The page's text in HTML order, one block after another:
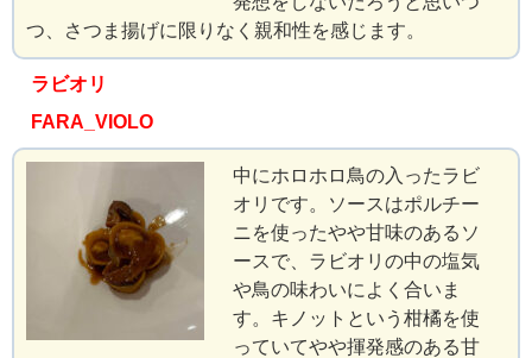
つ、さつま揚げに限りなく親和性を感じます。
ラビオリ
FARA_VIOLO
中にホロホロ鳥の入ったラビ
オリです。ソースはポルチー
ニを使ったやや甘味のあるソ
ースで、ラビオリの中の塩気
や鳥の味わいによく合いま
す。キノットという柑橘を使
っていてやや揮発感のある甘